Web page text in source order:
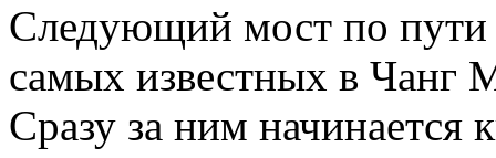
Следующий мост по пути
самых известных в Чанг
Сразу за ним начинается